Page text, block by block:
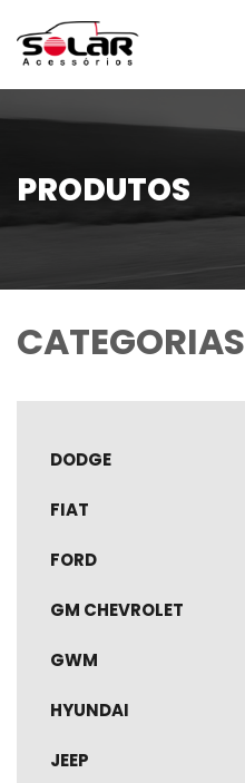
PRODUTOS
CATEGORIAS
DODGE
FIAT
FORD
GM CHEVROLET
GWM
HYUNDAI
JEEP